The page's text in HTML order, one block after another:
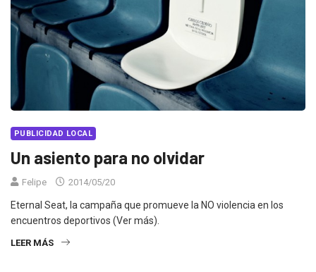
PUBLICIDAD LOCAL
Un asiento para no olvidar
Felipe 2014/05/20
Eternal Seat, la campaña que promueve la NO violencia en los
encuentros deportivos (Ver más).
LEER MÁS